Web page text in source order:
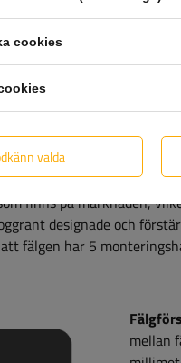
5.5Jx14"H2
och solid fälg,
och husbilar
.
stabilitet och säkerhet
människor som letar
finns på marknaden,
designade och
fälgen har 5
mellan
cookies
valda